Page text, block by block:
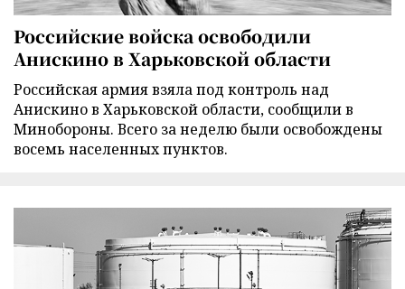
Российские войска освободили
Анискино в Харьковской области
Российская армия взяла под контроль над
Анискино в Харьковской области, сообщили в
Минобороны. Всего за неделю были освобождены
восемь населенных пунктов.